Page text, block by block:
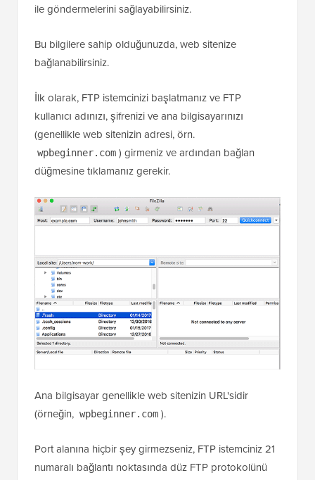
ile göndermelerini sağlayabilirsiniz.
Bu bilgilere sahip olduğunuzda, web sitenize
bağlanabilirsiniz.
İlk olarak, FTP istemcinizi başlatmanız ve FTP
kullanıcı adınızı, şifrenizi ve ana bilgisayarınızı
(genellikle web sitenizin adresi, örn.
wpbeginner.com ) girmeniz ve ardından bağlan
düğmesine tıklamanız gerekir.
Ana bilgisayar genellikle web sitenizin URL'sidir
(örneğin, wpbeginner.com ).
Port alanına hiçbir şey girmezseniz, FTP istemciniz 21
numaralı bağlantı noktasında düz FTP protokolünü